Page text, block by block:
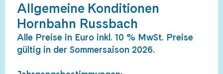
Allgemeine Konditionen
Hornbahn Russbach
Alle Preise in Euro inkl. 10 % MwSt. Preise
gültig in der Sommersaison 2026.